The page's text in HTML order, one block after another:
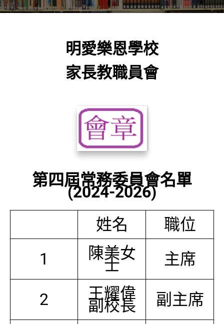
明愛樂恩學校
家長教職員會
第四屆常務委員會名單
(2024-2026)
姓名
職位
1
陳美女
士 主席
2 王耀偉
副校長 副主席